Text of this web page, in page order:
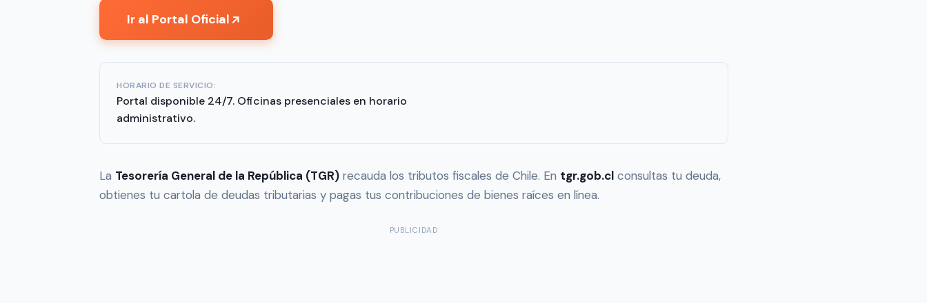
Ir al Portal Oficial↗
HORARIO DE SERVICIO:
Portal disponible 24/7. Oficinas presenciales en horario
administrativo.
La Tesorería General de la República (TGR) recauda los tributos fiscales de Chile. En tgr.gob.cl consultas tu deuda,
obtienes tu cartola de deudas tributarias y pagas tus contribuciones de bienes raíces en línea.
PUBLICIDAD